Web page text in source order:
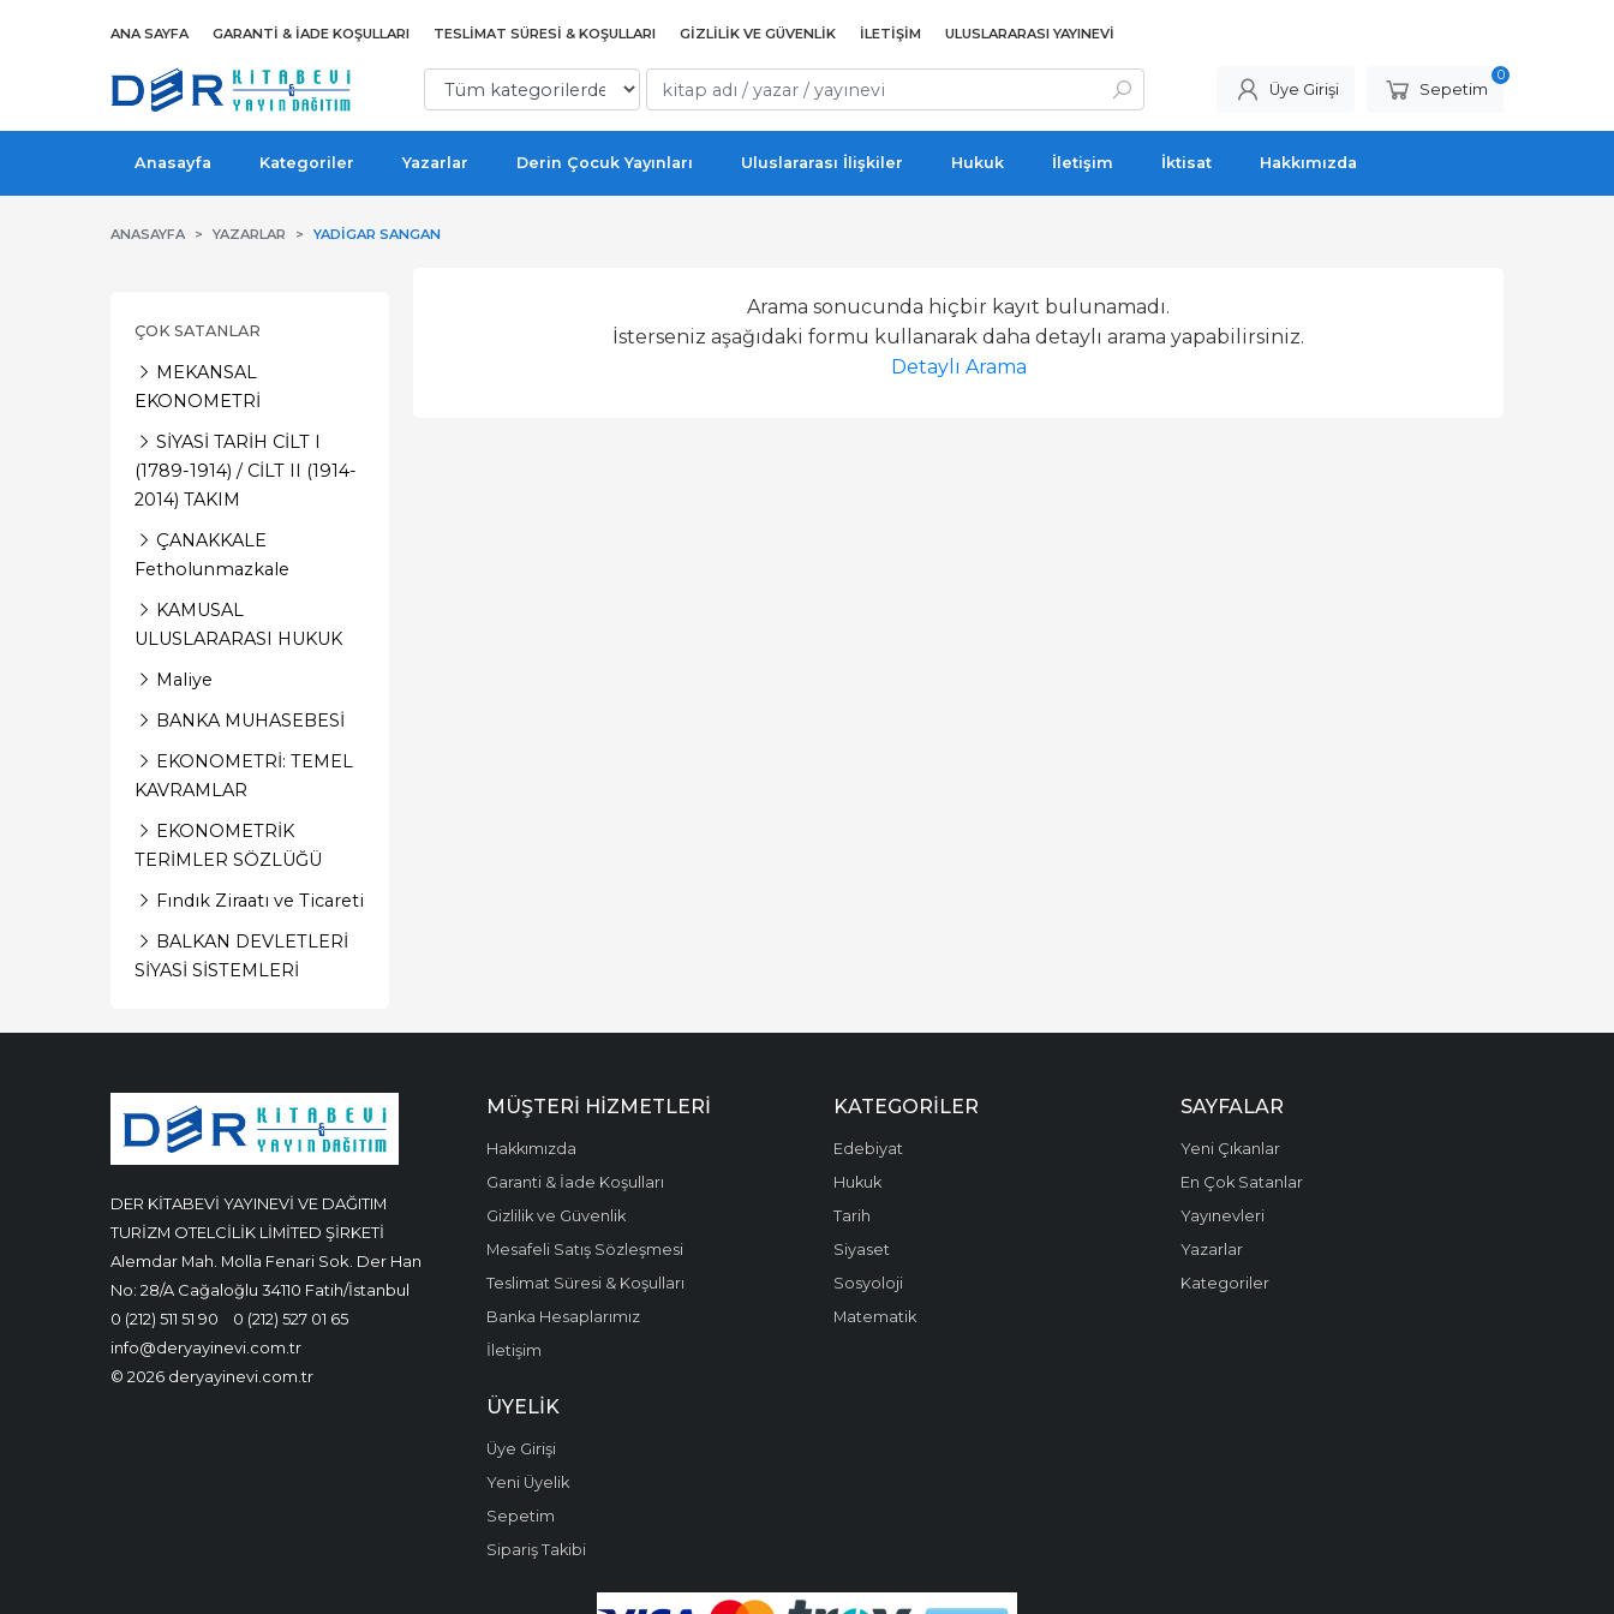
ANA SAYFA GARANTI & İADE KOŞULLARI TESLIMAT SÜRESI & KOŞULLARI GIZLILIK VE GÜVENLIK İLETIŞIM ULUSLARARASI YAYINEVI
Üye Girişi Sepetim
0
Anasayfa Kategoriler Yazarlar Derin Çocuk Yayınları Uluslararası İlişkiler Hukuk İletişim İktisat Hakkımızda
ANASAYFA YAZARLAR YADIGAR SANGAN
ÇOK SATANLAR
MEKANSAL
EKONOMETRİ
SİYASİ TARİH CİLT I
(1789-1914) / CİLT II (1914-
2014) TAKIM
ÇANAKKALE
Fetholunmazkale
KAMUSAL
ULUSLARARASI HUKUK
Maliye
BANKA MUHASEBESİ
EKONOMETRİ: TEMEL
KAVRAMLAR
EKONOMETRİK
TERİMLER SÖZLÜĞÜ
Fındık Ziraatı ve Ticareti
BALKAN DEVLETLERİ
SİYASİ SİSTEMLERİ
Arama sonucunda hiçbir kayıt bulunamadı.
İsterseniz aşağıdaki formu kullanarak daha detaylı arama yapabilirsiniz.
Detaylı Arama
DER KİTABEVİ YAYINEVİ VE DAĞITIM
TURİZM OTELCİLİK LİMİTED ŞİRKETİ
Alemdar Mah. Molla Fenari Sok. Der Han
No: 28/A Cağaloğlu 34110 Fatih/İstanbul
0 (212) 511 51 90
0 (212) 527 01 65
info@deryayinevi.com.tr
© 2026 deryayinevi.com.tr
MÜŞTERI HIZMETLERI
Hakkımızda
Garanti & İade Koşulları
Gizlilik ve Güvenlik
Mesafeli Satış Sözleşmesi
Teslimat Süresi & Koşulları
Banka Hesaplarımız
İletişim
KATEGORILER
Edebiyat
Hukuk
Tarih
Siyaset
Sosyoloji
Matematik
SAYFALAR
Yeni Çıkanlar
En Çok Satanlar
Yayınevleri
Yazarlar
Kategoriler
ÜYELIK
Üye Girişi
Yeni Üyelik
Sepetim
Sipariş Takibi